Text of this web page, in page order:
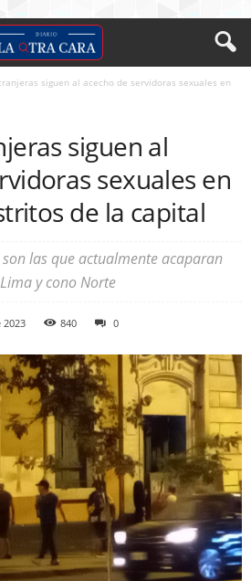
siguen al acecho de servidoras sexuales en
siguen al
sexuales en
de la capital
las que actualmente acaparan
y cono Norte
2023 840 0